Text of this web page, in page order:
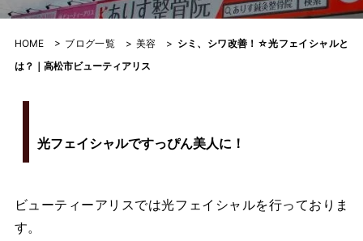
HOME> ブログ一覧 > 美容 > シミ、シワ改善！☆光フェイシャルと
は？｜高松市ビューティアリス
光フェイシャルですっぴん美人に！
ビューティーアリスでは光フェイシャルを行っておりま
す。